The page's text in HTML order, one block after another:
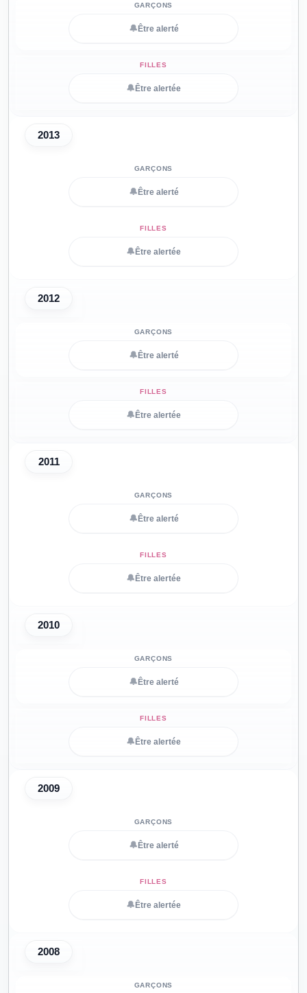
🔔 Être alerté
🔔 Être alertée
2013
🔔 Être alerté
🔔 Être alertée
2012
🔔 Être alerté
🔔 Être alertée
2011
🔔 Être alerté
🔔 Être alertée
2010
🔔 Être alerté
🔔 Être alertée
2009
🔔 Être alerté
🔔 Être alertée
2008